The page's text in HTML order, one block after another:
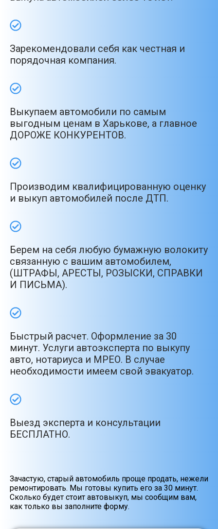
Зарекомендовали себя как честная и
порядочная компания.
Выкупаем автомобили по самым
выгодным ценам в Харькове, а главное
ДОРОЖЕ КОНКУРЕНТОВ.
Производим квалифицированную оценку
и выкуп автомобилей после ДТП.
Берем на себя любую бумажную волокиту
связанную с вашим автомобилем,
(ШТРАФЫ, АРЕСТЫ, РОЗЫСКИ, СПРАВКИ
И ПИСЬМА).
Быстрый расчет. Оформление за 30
минут. Услуги автоэксперта по выкупу
авто, нотариуса и МРЕО. В случае
необходимости имеем свой эвакуатор.
Выезд эксперта и консультации
БЕСПЛАТНО.
Зачастую, старый автомобиль проще продать, нежели
ремонтировать. Мы готовы купить его за 30 минут.
Сколько будет стоит автовыкуп, мы сообщим вам,
как только вы заполните форму.